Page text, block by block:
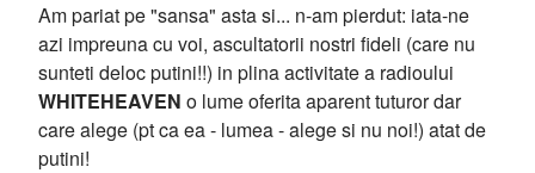
Am pariat pe "sansa" asta si... n-am pierdut: iata-ne
azi impreuna cu voi, ascultatorii nostri fideli (care nu
sunteti deloc putini!!) in plina activitate a radioului
WHITEHEAVEN o lume oferita aparent tuturor dar
care alege (pt ca ea - lumea - alege si nu noi!) atat de
putini!